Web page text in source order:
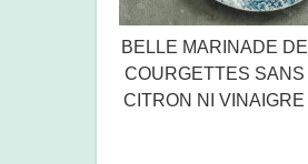
BELLE MARINADE DE
COURGETTES SANS
CITRON NI VINAIGRE